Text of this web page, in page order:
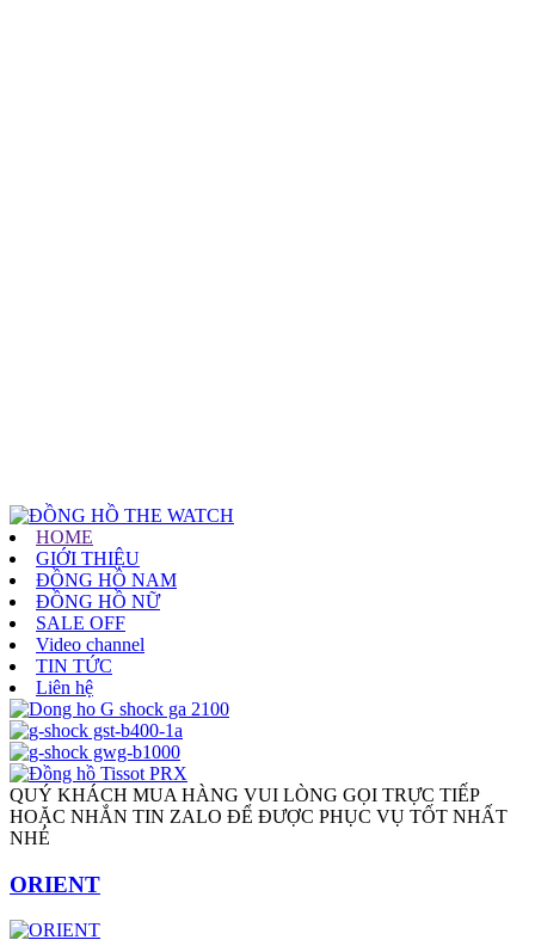
HOME
GIỚI THIỆU
ĐỒNG HỒ NAM
ĐỒNG HỒ NỮ
SALE OFF
Video channel
TIN TỨC
Liên hệ
QUÝ KHÁCH MUA HÀNG VUI LÒNG GỌI TRỰC TIẾP
HOẶC NHẮN TIN ZALO ĐỂ ĐƯỢC PHỤC VỤ TỐT NHẤT
NHÉ
ORIENT